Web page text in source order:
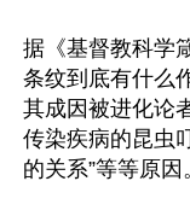
据《基督教科学
条纹到底有什么
其成因被进化论
传染疾病的昆虫
的关系”等等原因